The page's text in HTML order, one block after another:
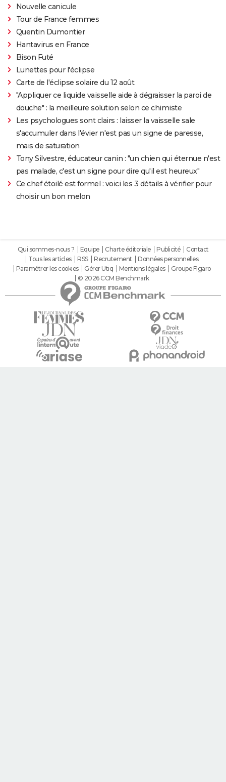
Nouvelle canicule
Tour de France femmes
Quentin Dumontier
Hantavirus en France
Bison Futé
Lunettes pour l'éclipse
Carte de l'éclipse solaire du 12 août
"Appliquer ce liquide vaisselle aide à dégraisser la paroi de
douche" : la meilleure solution selon ce chimiste
Les psychologues sont clairs : laisser la vaisselle sale
s'accumuler dans l'évier n'est pas un signe de paresse,
mais de saturation
Tony Silvestre, éducateur canin : "un chien qui éternue n'est
pas malade, c'est un signe pour dire qu'il est heureux"
Ce chef étoilé est formel : voici les 3 détails à vérifier pour
choisir un bon melon
Qui sommes-nous ? Equipe Charte éditoriale Publicité
Contact
Tous les articles
RSS Recrutement
Données personnelles
Paramétrer les cookies
Gérer Utiq Mentions légales
Groupe Figaro
© 2026 CCM Benchmark